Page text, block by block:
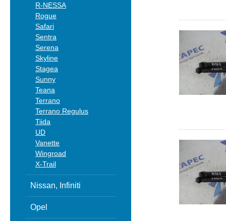
R-NESSA
Rogue
Safari
Sentra
Serena
Skyline
Stagea
Sunny
Teana
Terrano
Terrano Regulus
Tiida
UD
Vanette
Wingroad
X-Trail
Nissan, Infiniti
Opel